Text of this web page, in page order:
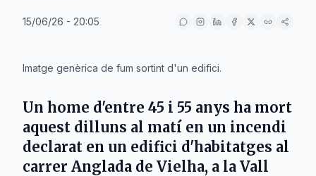
15/06/26 - 20:05
Imatge genèrica de fum sortint d'un edifici.
Un home d'entre 45 i 55 anys ha mort
aquest dilluns al matí en un incendi
declarat en un edifici d'habitatges al
carrer Anglada de Vielha, a la Vall